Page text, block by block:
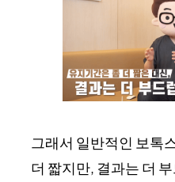
그래서 일반적인 보톡
더 짧지만, 결과는 더